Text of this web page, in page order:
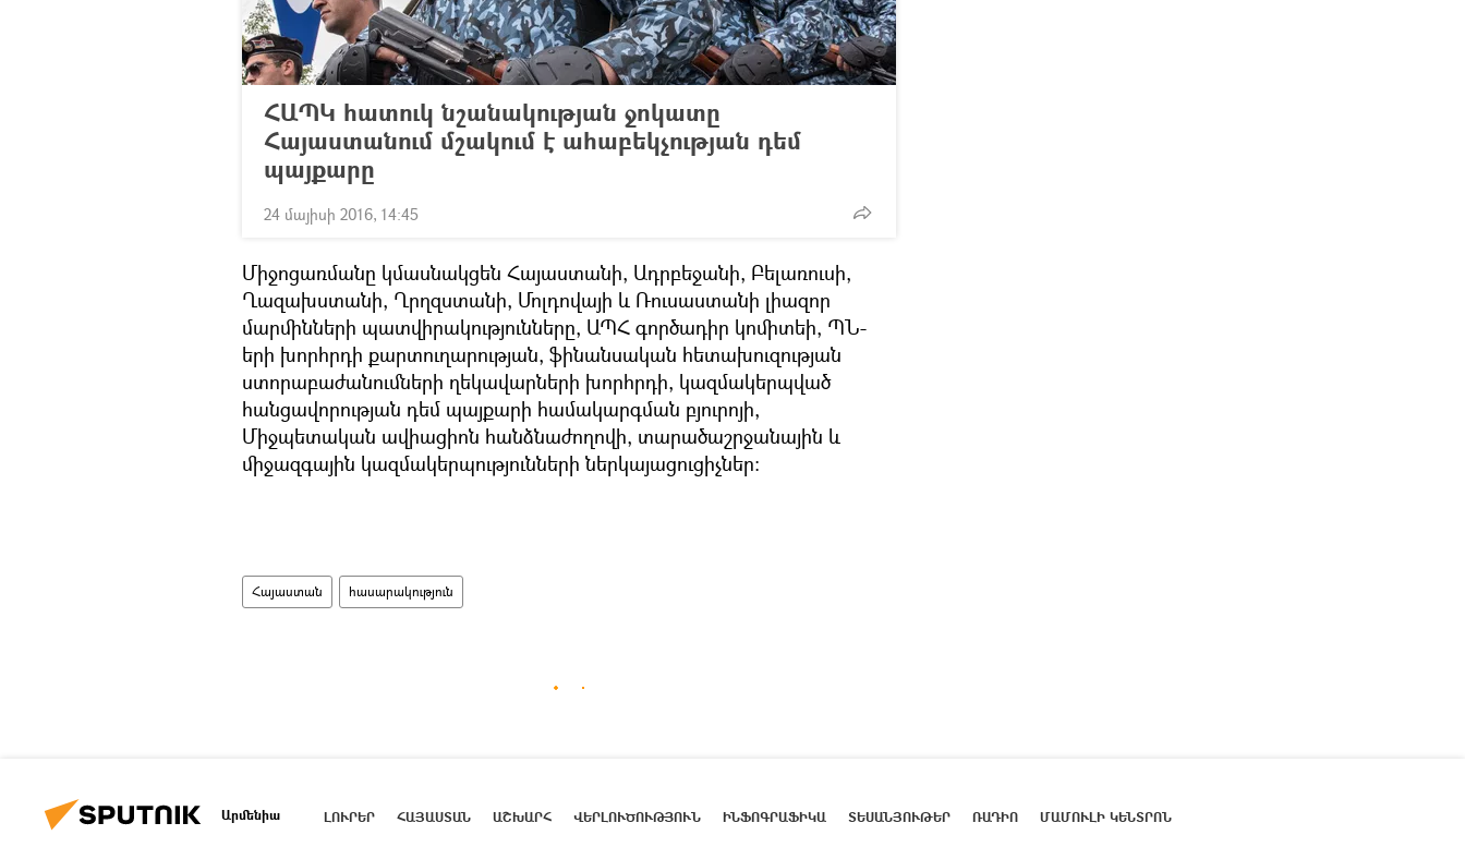
ՀԱՊԿ հատուկ նշանակության ջոկատը
Հայաստանում մշակում է ահաբեկչության դեմ
պայքարը
24 մայիսի 2016, 14:45
Միջոցառմանը կմասնակցեն Հայաստանի, Ադրբեջանի, Բելառուսի,
Ղազախստանի, Ղրղզստանի, Մոլդովայի և Ռուսաստանի լիազոր
մարմինների պատվիրակությունները, ԱՊՀ գործադիր կոմիտեի, ՊՆ-
երի խորհրդի քարտուղարության, ֆինանսական հետախուզության
ստորաբաժանումների ղեկավարների խորհրդի, կազմակերպված
հանցավորության դեմ պայքարի համակարգման բյուրոյի,
Միջպետական ավիացիոն հանձնաժողովի, տարածաշրջանային և
միջազգային կազմակերպությունների ներկայացուցիչներ։
Հայաստան հասարակություն
Արմենիա ԼՈՒՐԵՐ ՀԱՅԱՍՏԱՆ ԱՇԽԱՐՀ ՎԵՐԼՈՒԾՈՒԹՅՈՒՆ ԻՆՖՈԳՐԱՖԻԿԱ ՏԵՍԱՆՅՈՒԹԵՐ ՌԱԴԻՈ ՄԱՄՈՒԼԻ ԿԵՆՏՐՈՆ